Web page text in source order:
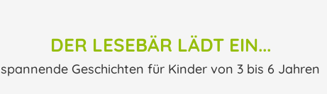
DER LESEBÄR LÄDT EIN...
spannende Geschichten für Kinder von 3 bis 6 Jahren